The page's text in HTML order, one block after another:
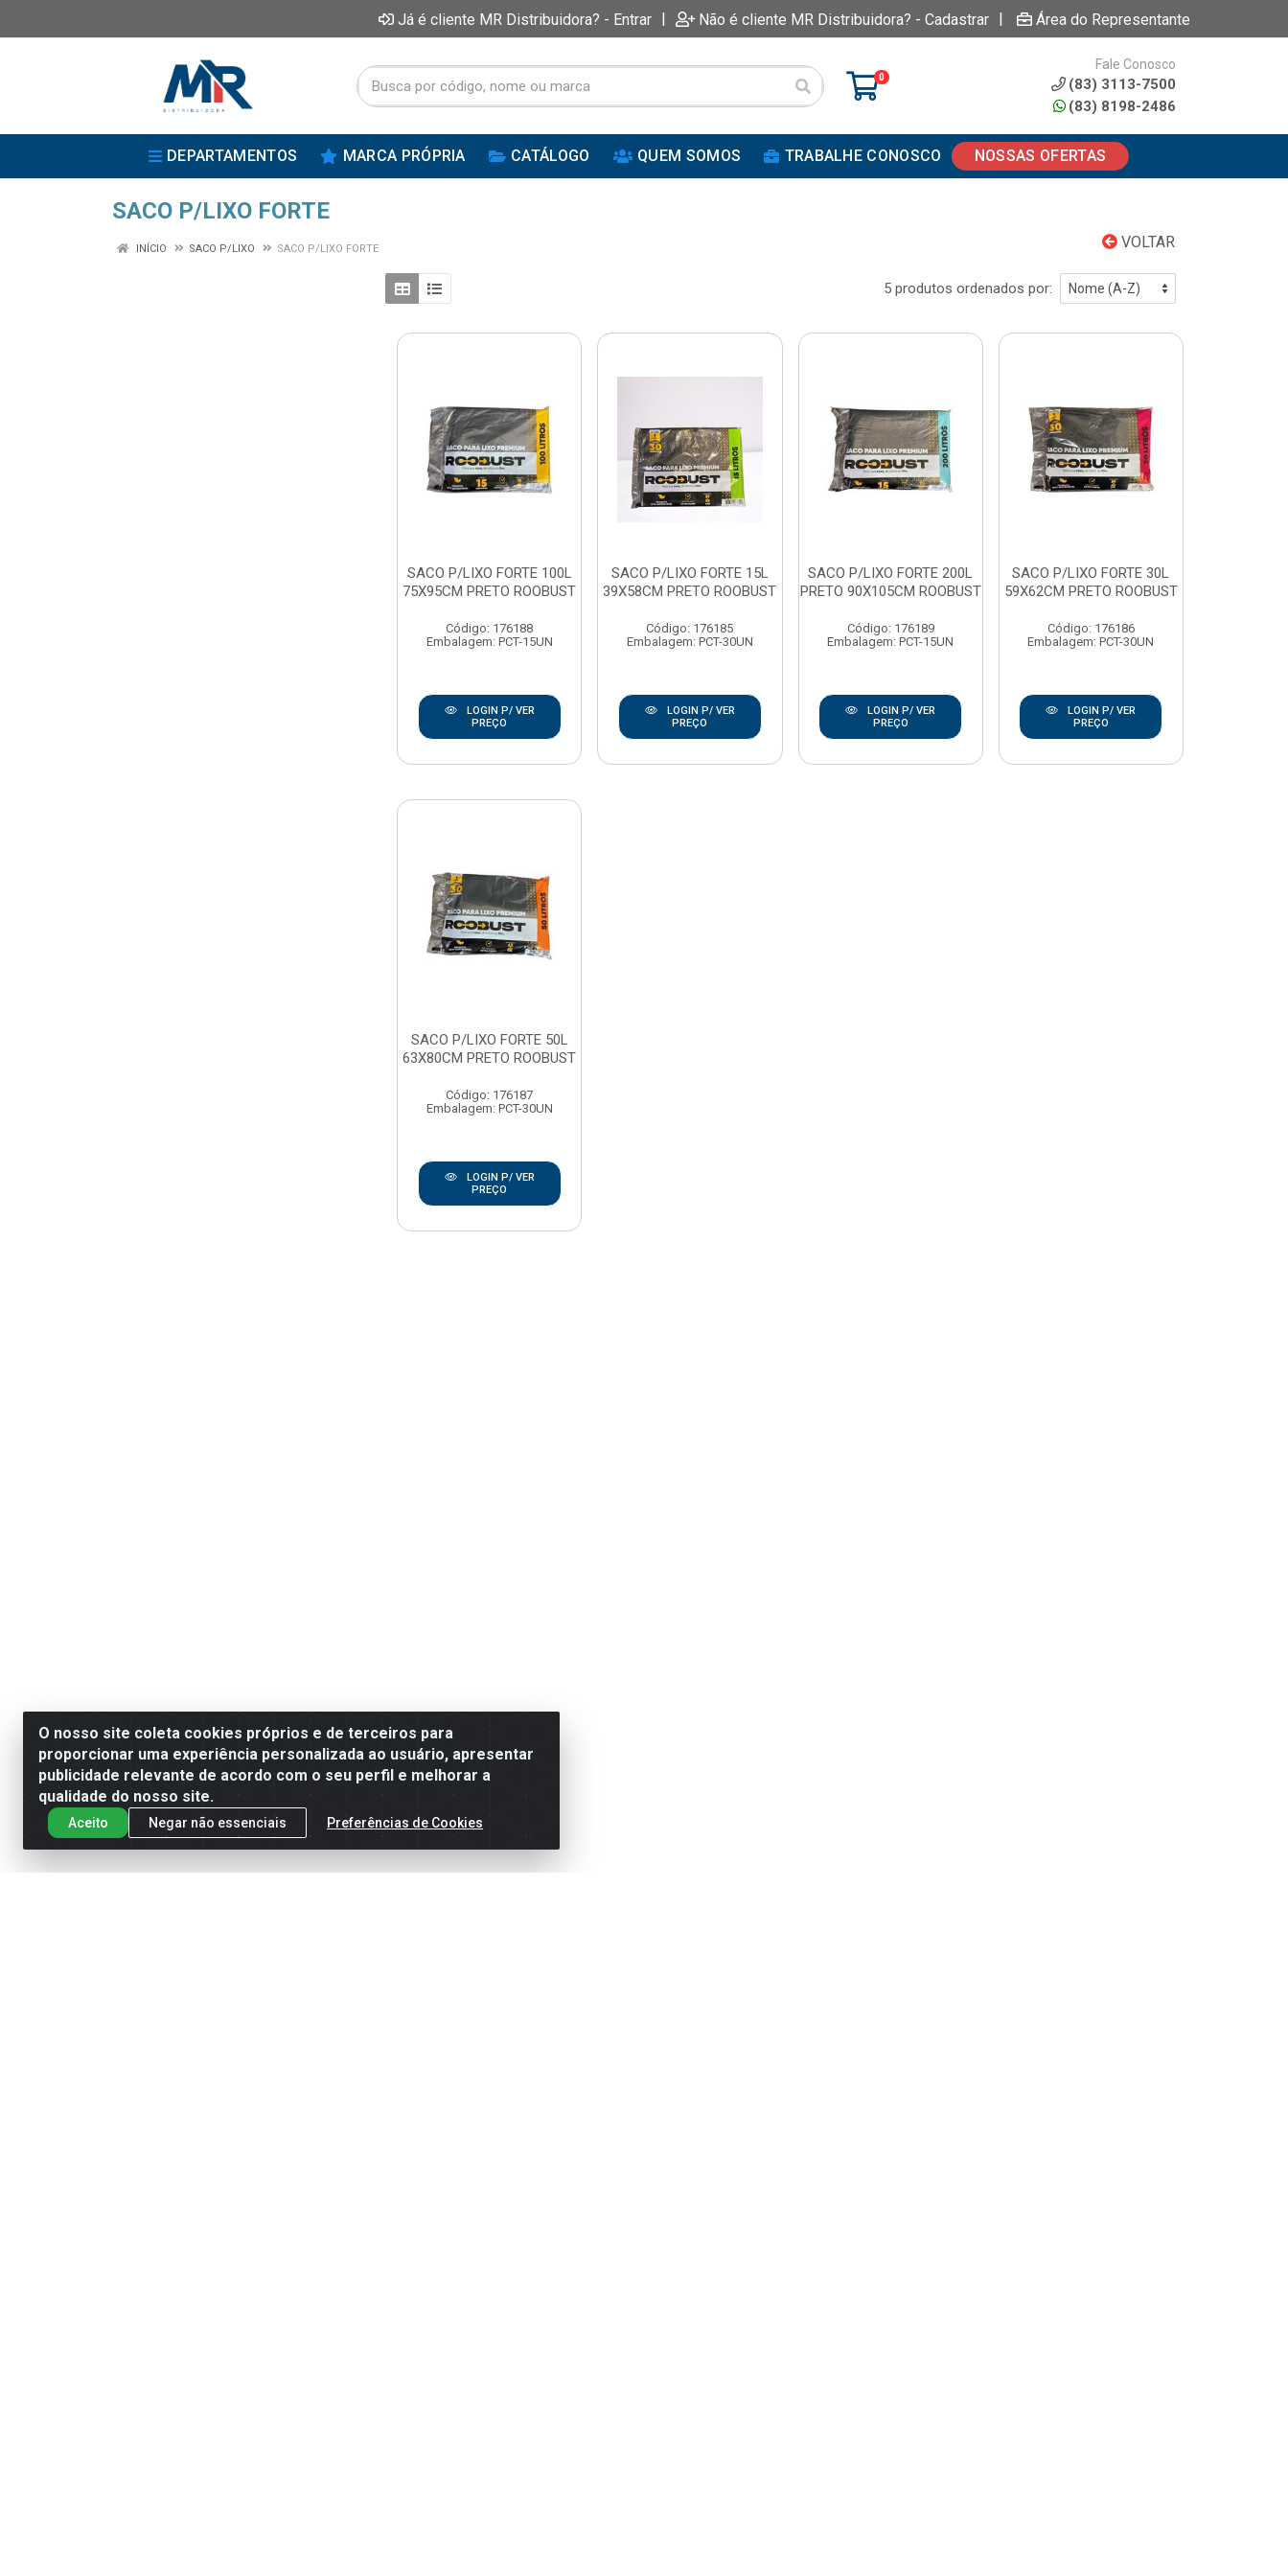
Já é cliente MR Distribuidora? - Entrar | Não é cliente MR Distribuidora? - Cadastrar | Área do Representante
0
Fale Conosco
(83) 3113-7500
(83) 8198-2486
DEPARTAMENTOS MARCA PRÓPRIA CATÁLOGO QUEM SOMOS TRABALHE CONOSCO NOSSAS OFERTAS
SACO P/LIXO FORTE
VOLTAR
INÍCIO SACO P/LIXO SACO P/LIXO FORTE
5 produtos ordenados por:
SACO P/LIXO FORTE 100L
75X95CM PRETO ROOBUST
Código: 176188
Embalagem: PCT-15UN
LOGIN P/ VER
PREÇO
SACO P/LIXO FORTE 15L
39X58CM PRETO ROOBUST
Código: 176185
Embalagem: PCT-30UN
LOGIN P/ VER
PREÇO
SACO P/LIXO FORTE 200L
PRETO 90X105CM ROOBUST
Código: 176189
Embalagem: PCT-15UN
LOGIN P/ VER
PREÇO
SACO P/LIXO FORTE 30L
59X62CM PRETO ROOBUST
Código: 176186
Embalagem: PCT-30UN
LOGIN P/ VER
PREÇO
SACO P/LIXO FORTE 50L
63X80CM PRETO ROOBUST
Código: 176187
Embalagem: PCT-30UN
LOGIN P/ VER
PREÇO
O nosso site coleta cookies próprios e de terceiros para
proporcionar uma experiência personalizada ao usuário, apresentar
publicidade relevante de acordo com o seu perfil e melhorar a
qualidade do nosso site.
Aceito Negar não essenciais Preferências de Cookies